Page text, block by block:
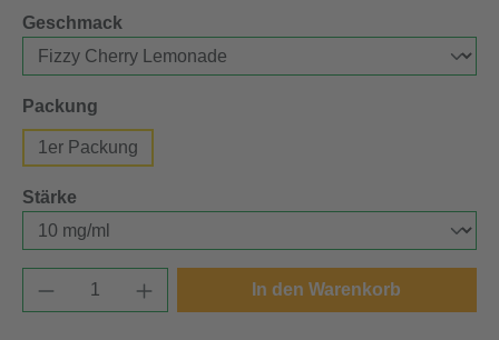
Geschmack
Packung
1er Packung
Stärke
Produkt Anzahl: Gib den gewünschten
In den Warenkorb